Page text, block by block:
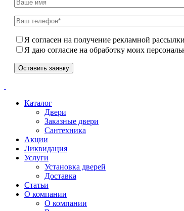
Я согласен на получение рекламной
Я даю согласие на обработку моих
Каталог
Двери
Заказные двери
Сантехника
Акции
Ликвидация
Услуги
Установка дверей
Доставка
Статьи
О компании
О компании